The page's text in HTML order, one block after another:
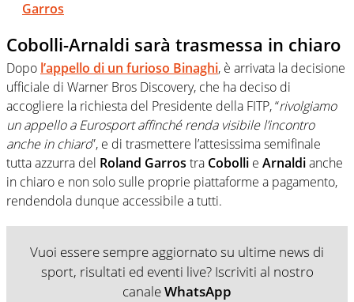
Garros
Cobolli-Arnaldi sarà trasmessa in chiaro
Dopo l’appello di un furioso Binaghi, è arrivata la decisione
ufficiale di Warner Bros Discovery, che ha deciso di
accogliere la richiesta del Presidente della FITP, “rivolgiamo
un appello a Eurosport affinché renda visibile l’incontro
anche in chiaro”, e di trasmettere l’attesissima semifinale
tutta azzurra del Roland Garros tra Cobolli e Arnaldianche
in chiaro e non solo sulle proprie piattaforme a pagamento,
rendendola dunque accessibile a tutti.
Vuoi essere sempre aggiornato su ultime news di
sport, risultati ed eventi live? Iscriviti al nostro
canaleWhatsApp